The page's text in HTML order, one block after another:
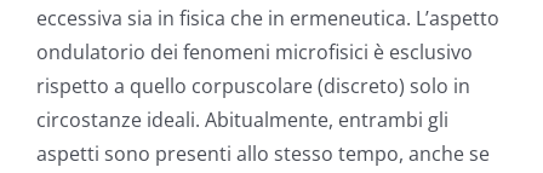
eccessiva sia in fisica che in ermeneutica. L’aspetto
ondulatorio dei fenomeni microfisici è esclusivo
rispetto a quello corpuscolare (discreto) solo in
circostanze ideali. Abitualmente, entrambi gli
aspetti sono presenti allo stesso tempo, anche se